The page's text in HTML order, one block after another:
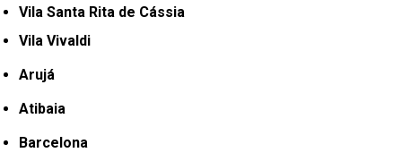
Vila Santa Rita de Cássia
Vila Vivaldi
Arujá
Atibaia
Barcelona